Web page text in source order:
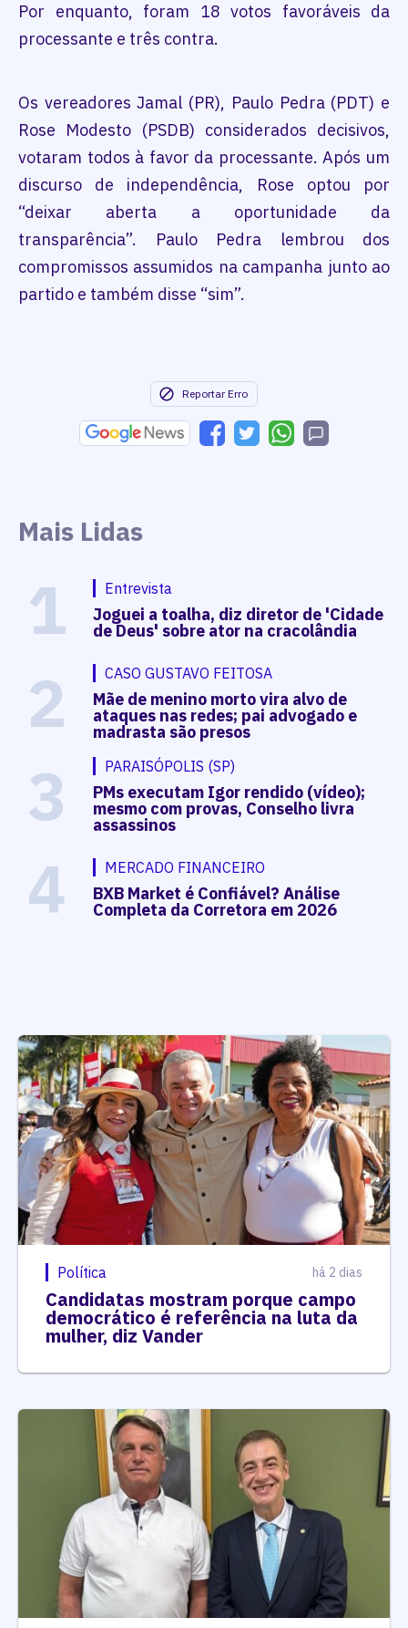
Por enquanto, foram 18 votos favoráveis da
processante e três contra.
Os vereadores Jamal (PR), Paulo Pedra (PDT) e
Rose Modesto (PSDB) considerados decisivos,
votaram todos à favor da processante. Após um
discurso de independência, Rose optou por
“deixar aberta a oportunidade da
transparência”. Paulo Pedra lembrou dos
compromissos assumidos na campanha junto ao
partido e também disse “sim”.
Reportar Erro
Mais Lidas
1 Entrevista
Joguei a toalha, diz diretor de 'Cidade
de Deus' sobre ator na cracolândia
2 CASO GUSTAVO FEITOSA
Mãe de menino morto vira alvo de
ataques nas redes; pai advogado e
madrasta são presos
3 PARAISÓPOLIS (SP)
PMs executam Igor rendido (vídeo);
mesmo com provas, Conselho livra
assassinos
4 MERCADO FINANCEIRO
BXB Market é Confiável? Análise
Completa da Corretora em 2026
Política há 2 dias
Candidatas mostram porque campo
democrático é referência na luta da
mulher, diz Vander